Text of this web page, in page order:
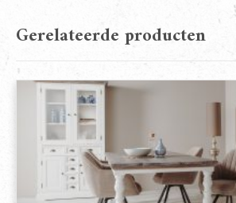
Gerelateerde producten